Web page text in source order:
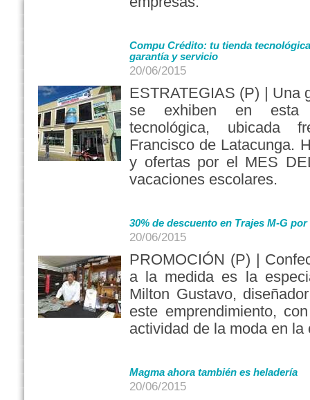
Compu Crédito: tu tienda
garantía y servicio
20/06/2015
ESTRATEGIAS (P) | Una
se exhiben en esta
tecnológica, ubicada
Francisco de Latacunga.
y ofertas por el MES
vacaciones escolares.
30% de descuento en Trajes M-G por
20/06/2015
PROMOCIÓN (P) |
a la medida es la
Milton Gustavo,
este emprendimiento,
actividad de la moda en
Magma ahora también es heladería
20/06/2015